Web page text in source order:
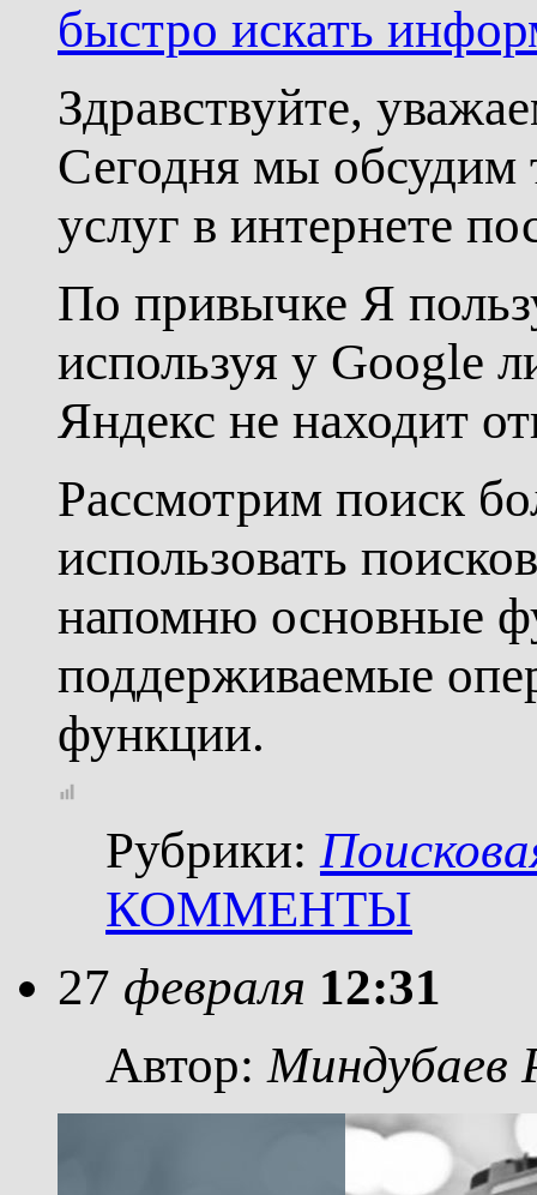
быстро искать
Здравствуйте,
Сегодня мы обсудим
услуг в интернете
По привычке Я
используя у Google
Яндекс не находит
Рассмотрим поиск
использовать
напомню основные
поддерживаемые
функции.
Рубрики:
КОММЕНТЫ
27 февраля 12:31
Автор: Миндубаев